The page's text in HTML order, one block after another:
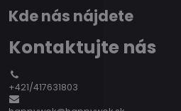
Kde nás nájdete
Kontaktujte nás
+421/417631803